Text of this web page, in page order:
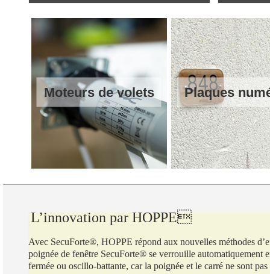
Moteurs de volets Plaques
L’innovation par HOPPE
Avec SecuForte®, HOPPE répond aux nouvelles méthodes
poignée de fenêtre SecuForte® se verrouille automatiquement
fermée ou oscillo-battante, car la poignée et le carré ne sont